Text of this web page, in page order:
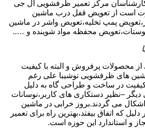
مرکز تعمیر ظرفشویی ال جی
است از تعویض قفل درب ماشین
پمپ تخلیه،تعویض واشر در ماشین
محفظه مواد شوینده و …..
محصولات پرفروش و البته با کیفیت
های ظرفشویی توشیبا علی رغم
کیفیت در ساخت و طراحی گاه به دلیل
دیگر –نظیر دستکاری های کاربر،نوسانات
می گردند.بروز خرابی در ماشین
که اتفاق بیفتد،بهترین راه برای تعمیر
و استاندارد این حوزه است.